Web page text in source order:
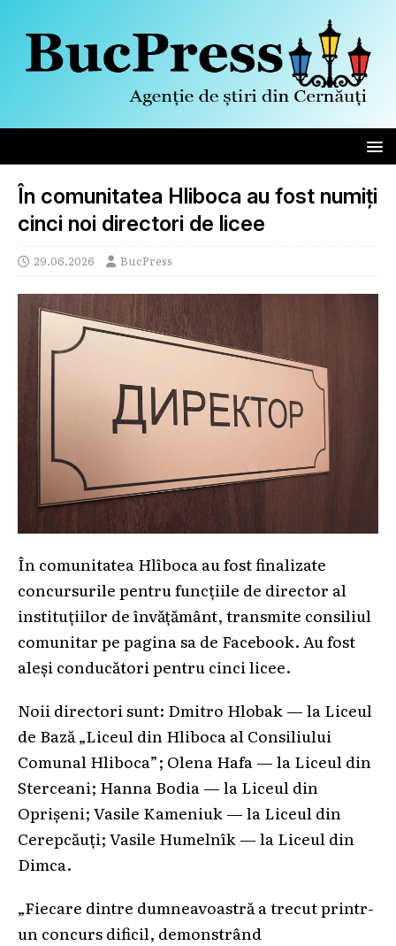
În comunitatea Hliboca au fost numiți
cinci noi directori de licee
29.06.2026 BucPress
În comunitatea Hlîboca au fost finalizate
concursurile pentru funcțiile de director al
instituțiilor de învățământ, transmite consiliul
comunitar pe pagina sa de Facebook. Au fost
aleși conducători pentru cinci licee.
Noii directori sunt: Dmitro Hlobak — la Liceul
de Bază „Liceul din Hliboca al Consiliului
Comunal Hliboca”; Olena Hafa — la Liceul din
Sterceani; Hanna Bodia — la Liceul din
Oprișeni; Vasile Kameniuk — la Liceul din
Cerepcăuți; Vasile Humelnîk — la Liceul din
Dimca.
„Fiecare dintre dumneavoastră a trecut printr-
un concurs dificil, demonstrând